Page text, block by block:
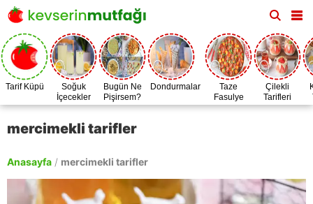
Tarif Küpü
Soğuk
İçecekler
Bugün Ne
Pişirsem?
Dondurmalar
Taze
Fasulye
Zamanı
Çilekli
Tarifleri
mercimekli tarifler
Anasayfa / mercimekli tarifler